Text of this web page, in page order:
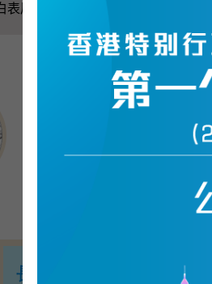
表居屋第二市场计划